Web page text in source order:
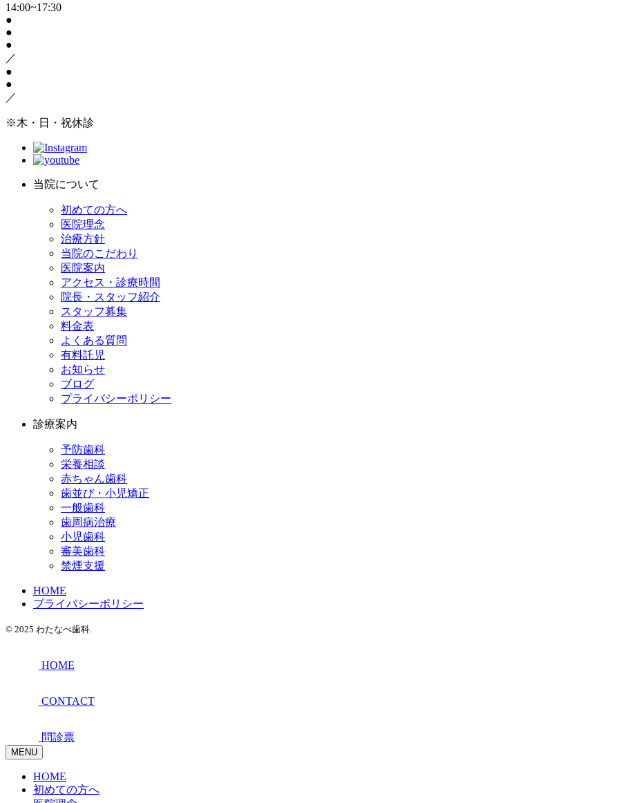
14:00~17:30
●
●
●
／
●
●
／
※木・日・祝休診
当院について
初めての方へ
医院理念
治療方針
当院のこだわり
医院案内
アクセス・診療時間
院長・スタッフ紹介
スタッフ募集
料金表
よくある質問
有料託児
お知らせ
ブログ
プライバシーポリシー
診療案内
予防歯科
栄養相談
赤ちゃん歯科
歯並び・小児矯正
一般歯科
歯周病治療
小児歯科
審美歯科
禁煙支援
HOME
プライバシーポリシー
© 2025 わたなべ歯科.
HOME
CONTACT
問診票
MENU
HOME
初めての方へ